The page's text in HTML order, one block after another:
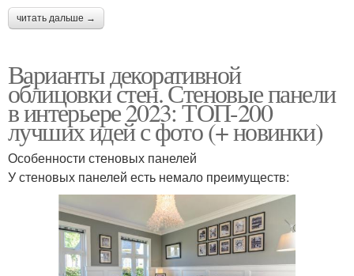
читать дальше →
Варианты декоративной
облицовки стен. Стеновые панели
в интерьере 2023: ТОП-200
лучших идей с фото (+ новинки)
Особенности стеновых панелей
У стеновых панелей есть немало преимуществ: